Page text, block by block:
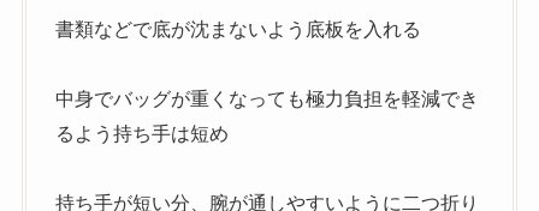
書類などで底が沈まないよう底板を入れる
中身でバッグが重くなっても極力負担を軽減でき
るよう持ち手は短め
持ち手が短い分、腕が通しやすいように二つ折り